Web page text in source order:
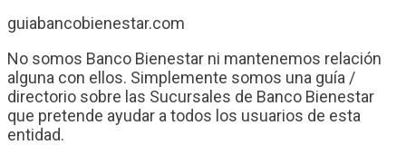
guiabancobienestar.com
No somos Banco Bienestar ni mantenemos relación
alguna con ellos. Simplemente somos una guía /
directorio sobre las Sucursales de Banco Bienestar
que pretende ayudar a todos los usuarios de esta
entidad.